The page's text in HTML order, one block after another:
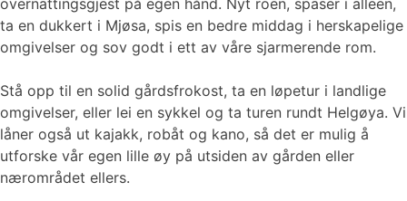
ta en dukkert i Mjøsa, spis en bedre middag i herskapelige
omgivelser og sov godt i ett av våre sjarmerende rom.
Stå opp til en solid gårdsfrokost, ta en løpetur i landlige
omgivelser, eller lei en sykkel og ta turen rundt Helgøya. Vi
låner også ut kajakk, robåt og kano, så det er mulig å
utforske vår egen lille øy på utsiden av gården eller
nærområdet ellers.